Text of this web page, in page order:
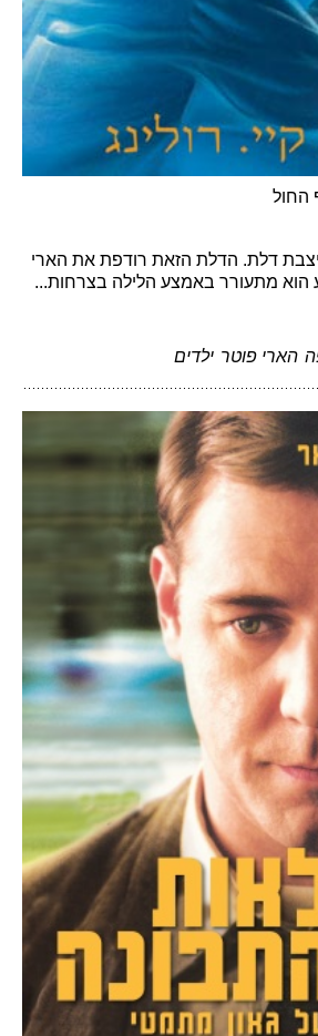
החול
דלת. הדלת הזאת רודפת את הארי
הוא מתעורר באמצע הלילה בצרחות...
הארי פוטר ילדים